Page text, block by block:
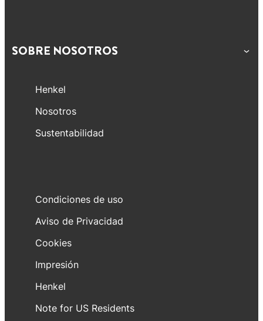
SOBRE NOSOTROS
Henkel
Nosotros
Sustentabilidad
Condiciones de uso
Aviso de Privacidad
Cookies
Impresión
Henkel
Note for US Residents